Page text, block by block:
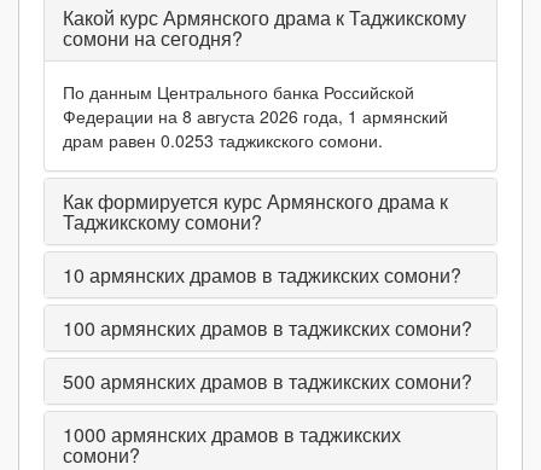
Какой курс Армянского драма к Таджикскому
сомони на сегодня?
По данным Центрального банка Российской
Федерации на 8 августа 2026 года, 1 армянский
драм равен 0.0253 таджикского сомони.
Как формируется курс Армянского драма к
Таджикскому сомони?
10 армянских драмов в таджикских сомони?
100 армянских драмов в таджикских сомони?
500 армянских драмов в таджикских сомони?
1000 армянских драмов в таджикских
сомони?